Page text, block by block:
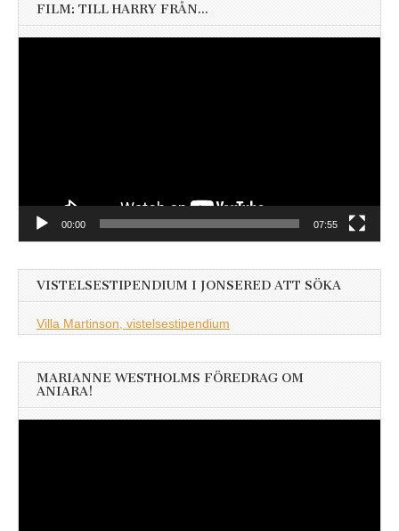
FILM: TILL HARRY FRÅN…
00:00 07:55
VISTELSESTIPENDIUM I JONSERED ATT SÖKA
Villa Martinson, vistelsestipendium
MARIANNE WESTHOLMS FÖREDRAG OM
ANIARA!